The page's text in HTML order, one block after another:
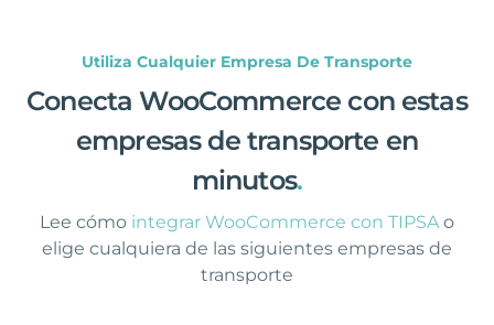
Utiliza Cualquier Empresa De Transporte
Conecta WooCommerce con estas
empresas de transporte en
minutos.
Lee cómo integrar WooCommerce con TIPSA o
elige cualquiera de las siguientes empresas de
transporte